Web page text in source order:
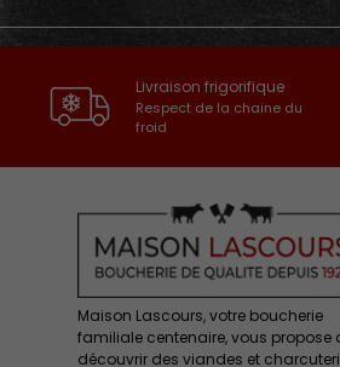
Livraison frigorifique
Respect de la chaine du
froid
Maison Lascours, votre boucherie
familiale centenaire, vous propose
découvrir des viandes et